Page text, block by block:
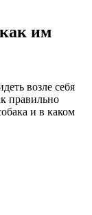
им
возле себя
правильно
и в каком